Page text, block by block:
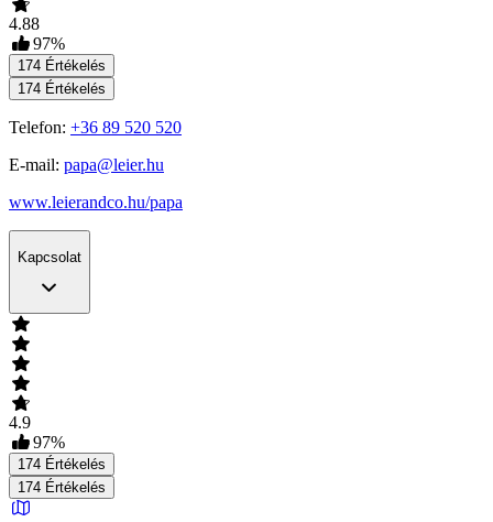
4.88
97%
174 Értékelés
174 Értékelés
Telefon: +36 89 520 520
E-mail: papa@leier.hu
www.leierandco.hu/papa
Kapcsolat
4.9
97%
174 Értékelés
174 Értékelés